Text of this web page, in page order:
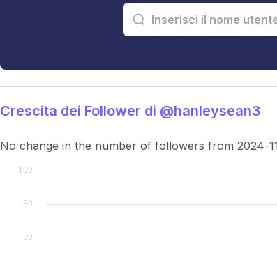
Crescita dei Follower di @hanleysean3
No change in the number of followers from 2024-